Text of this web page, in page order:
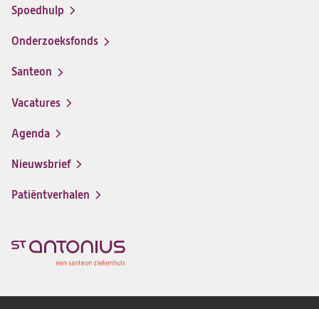
Spoedhulp
Onderzoeksfonds
Santeon
(opent
in
nieuwe
Vacatures
(opent
in
nieuwe
Agenda
Nieuwsbrief
Patiëntverhalen